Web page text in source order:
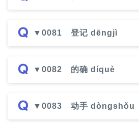
▼0081 登记 dēngjì
▼0082 的确 díquè
▼0083 动手 dòngshǒu